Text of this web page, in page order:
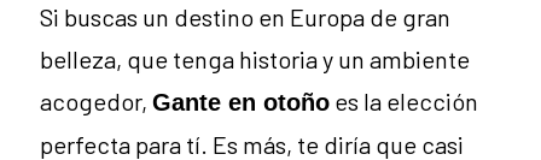
Si buscas un destino en Europa de gran
belleza, que tenga historia y un ambiente
acogedor,Gante en otoño es la elección
perfecta para tí. Es más, te diría que casi